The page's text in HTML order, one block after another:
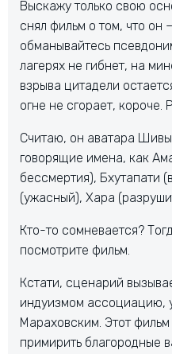
Выскажу только свою
снял фильм о том, что он
обманывайтесь
лагерях не гибнет, на
взрыва цитадели
огне не сгорает, короче.
Считаю, он аватара
говорящие имена, как
бессмертия), Бхутапати
(ужасный), Хара
Кто-то сомневается?
посмотрите фильм.
Кстати, сценарий
индуизмом ассоциацию,
Мараховским. Этот
примирить благородные